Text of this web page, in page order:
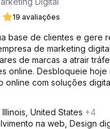
19 avaliações
base de clientes e gere
de marketing
de marcas a atrair
online. Desbloqueie hoje
online com soluções
United States +4
na web, Design